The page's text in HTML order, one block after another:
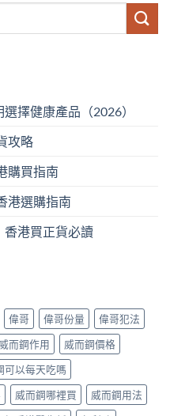
擇健康產品（2026）
攻略
購買指南
港選購指南
香港買正貨必讀
偉哥 偉哥份量
偉哥犯法
威而鋼作用
威而鋼價格
可以每天吃嗎
威而鋼哪裡買
威而鋼用法